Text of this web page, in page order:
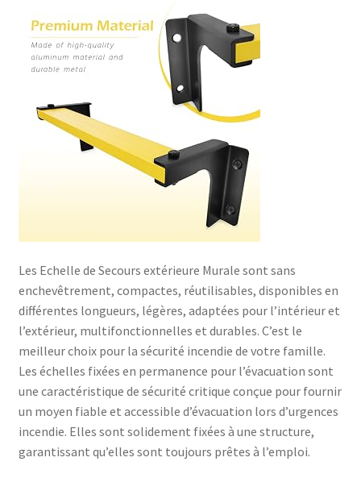
Les Echelle de Secours extérieure Murale sont sans
enchevêtrement, compactes, réutilisables, disponibles en
différentes longueurs, légères, adaptées pour l’intérieur et
l’extérieur, multifonctionnelles et durables. C’est le
meilleur choix pour la sécurité incendie de votre famille.
Les échelles fixées en permanence pour l’évacuation sont
une caractéristique de sécurité critique conçue pour fournir
un moyen fiable et accessible d’évacuation lors d’urgences
incendie. Elles sont solidement fixées à une structure,
garantissant qu’elles sont toujours prêtes à l’emploi.